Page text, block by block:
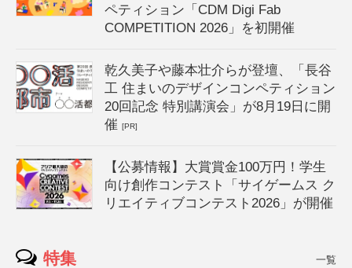
ペティション「CDM Digi Fab
COMPETITION 2026」を初開催
乾久美子や藤本壮介らが登壇、「長谷
工 住まいのデザインコンペティション
20回記念 特別講演会」が8月19日に開
催[PR]
【公募情報】大賞賞金100万円！学生
向け創作コンテスト「サイゲームス ク
リエイティブコンテスト2026」が開催
特集 一覧